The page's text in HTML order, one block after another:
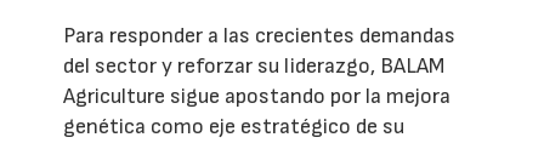
Para responder a las crecientes demandas
del sector y reforzar su liderazgo, BALAM
Agriculture sigue apostando por la mejora
genética como eje estratégico de su